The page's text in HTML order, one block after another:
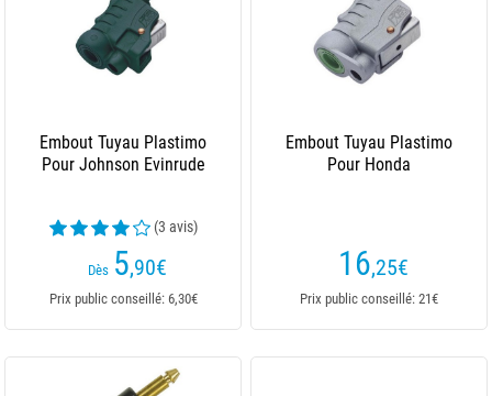
Embout Tuyau Plastimo
Pour Johnson Evinrude
(3 avis)
Dès 5,90€
Prix public conseillé: 6,30€
Embout Tuyau Plastimo
Pour Honda
16,25€
Prix public conseillé: 21€